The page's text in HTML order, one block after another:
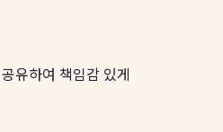
유하여 책임감 있게